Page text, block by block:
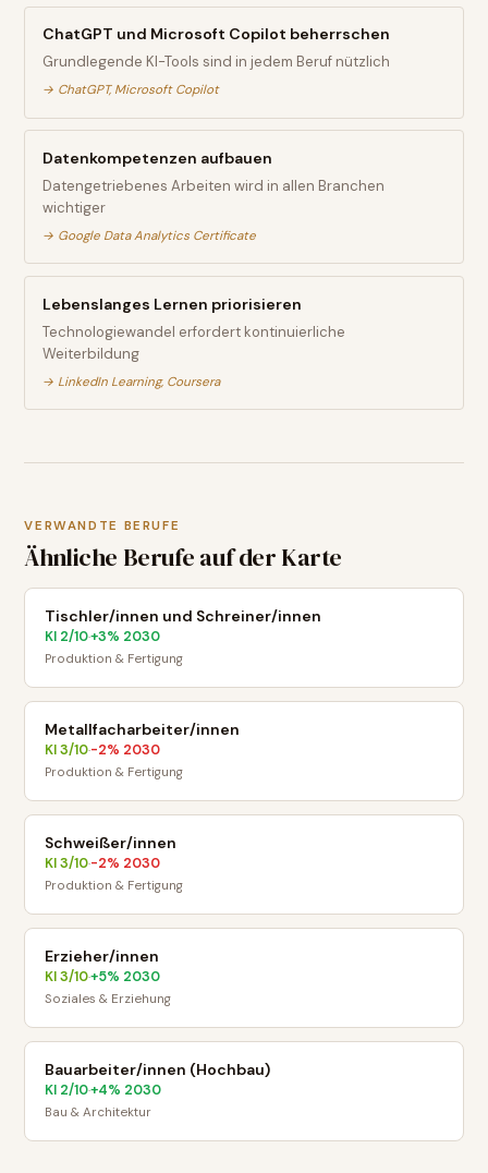
ChatGPT und Microsoft Copilot beherrschen
Grundlegende KI-Tools sind in jedem Beruf nützlich
→ ChatGPT, Microsoft Copilot
Datenkompetenzen aufbauen
Datengetriebenes Arbeiten wird in allen Branchen
wichtiger
→ Google Data Analytics Certificate
Lebenslanges Lernen priorisieren
Technologiewandel erfordert kontinuierliche
Weiterbildung
→ LinkedIn Learning, Coursera
VERWANDTE BERUFE
Ähnliche Berufe auf der Karte
Tischler/innen und Schreiner/innen
KI 2/10·+3% 2030
Produktion & Fertigung
Metallfacharbeiter/innen
KI3/10·-2% 2030
Produktion & Fertigung
Schweißer/innen
KI3/10·-2% 2030
Produktion & Fertigung
Erzieher/innen
KI3/10·+5% 2030
Soziales & Erziehung
Bauarbeiter/innen (Hochbau)
KI 2/10·+4% 2030
Bau & Architektur